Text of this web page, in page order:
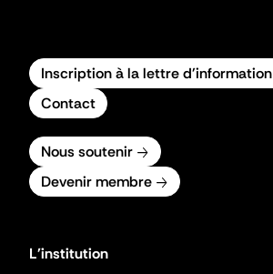
Inscription à la lettre d'information
Contact
Nous soutenir
Devenir membre
L'institution